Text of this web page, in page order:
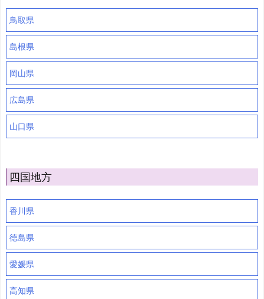
鳥取県
島根県
岡山県
広島県
山口県
四国地方
香川県
徳島県
愛媛県
高知県